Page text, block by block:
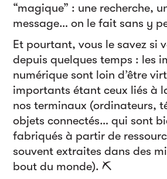
“magique” : une recherche,
message… on le fait sans y
Et pourtant, vous le savez si
depuis quelques temps : les
numérique sont loin d’être
importants étant ceux liés à
nos terminaux (ordinateurs,
objets connectés… qui sont
fabriqués à partir de
souvent extraites dans des
bout du monde). ⛏